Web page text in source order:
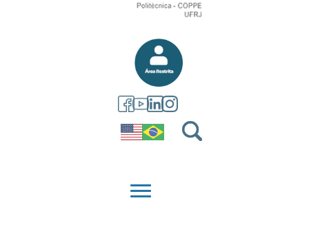
QUEM SOMOS